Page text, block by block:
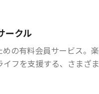
ークル
の有料会員サービス。楽
イフを支援する、さまざま